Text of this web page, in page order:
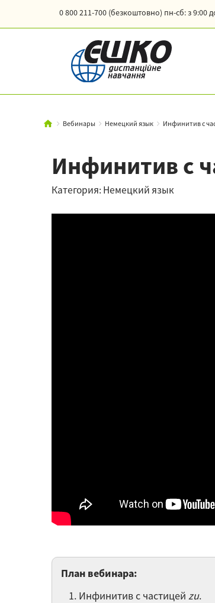
0 800 211-700 (безкоштовно) пн-сб: з 9:00
Вебинары Немецкий язык Инфинитив с
Инфинитив с
Категория: Немецкий язык
План вебинара:
Инфинитив с частицей zu.